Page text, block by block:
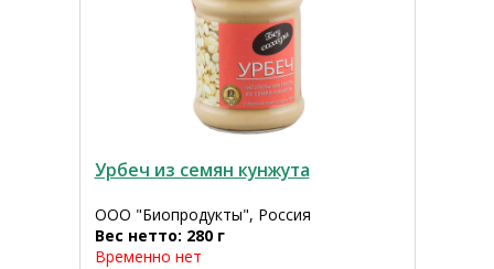
Урбеч из семян кунжута
ООО "Биопродукты", Россия
Вес нетто: 280 г
Временно нет